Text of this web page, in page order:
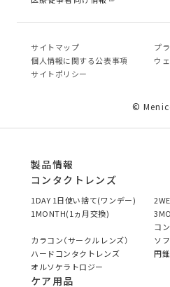
サイトマップ
プ
個⼈情報に関する公表事項
ウ
サイトポリシー
©
製品情報
コンタクトレンズ
1DAY 1日使い捨て(ワンデー)
1MONTH(1ヵ月交換)
コ
カラコン（サークルレンズ）
ソ
ハードコンタクトレンズ
円
オルソケラトロジー
ケア用品